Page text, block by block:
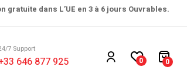
gratuite dans L’UE en 3 à 6 jours Ouvrables.
7 Support
646 877 925 0 0